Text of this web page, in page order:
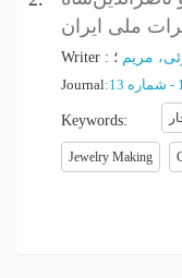
ملی ایران
Writer : مریم
Journal:
Keywords:
Jewelry Making